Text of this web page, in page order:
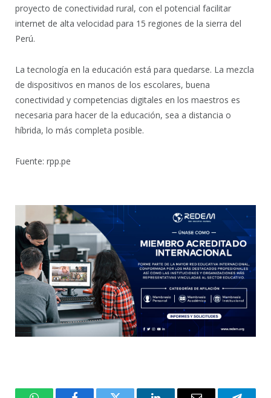
proyecto de conectividad rural, con el potencial facilitar
internet de alta velocidad para 15 regiones de la sierra del
Perú.
La tecnología en la educación está para quedarse. La mezcla
de dispositivos en manos de los escolares, buena
conectividad y competencias digitales en los maestros es
necesaria para hacer de la educación, sea a distancia o
híbrida, lo más completa posible.
Fuente: rpp.pe